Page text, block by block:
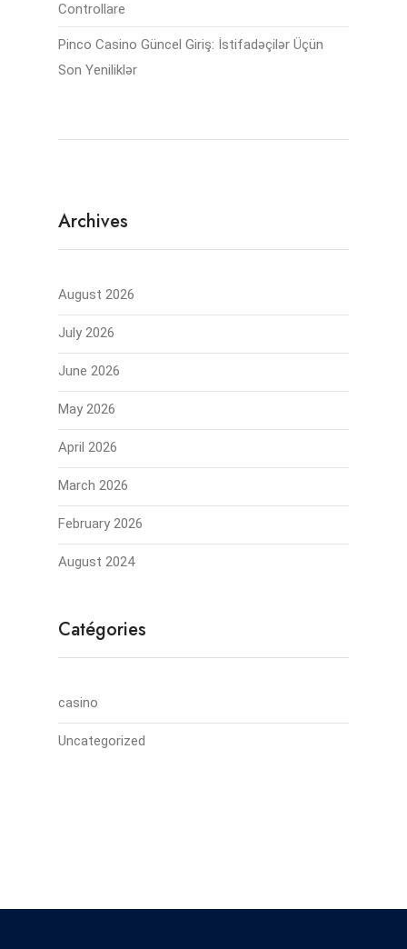
Controllare
Pinco Casino Güncel Giriş: İstifadəçilər Üçün
Son Yeniliklər
Archives
August 2026
July 2026
June 2026
May 2026
April 2026
March 2026
February 2026
August 2024
Catégories
casino
Uncategorized